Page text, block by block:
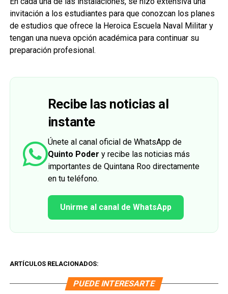
invitación a los estudiantes para que conozcan los planes
de estudios que ofrece la Heroica Escuela Naval Militar y
tengan una nueva opción académica para continuar su
preparación profesional.
Recibe las noticias al
instante
Únete al canal oficial de WhatsApp de
Quinto Poder y recibe las noticias más
importantes de Quintana Roo directamente
en tu teléfono.
Unirme al canal de WhatsApp
ARTÍCULOS RELACIONADOS:
PUEDE INTERESARTE